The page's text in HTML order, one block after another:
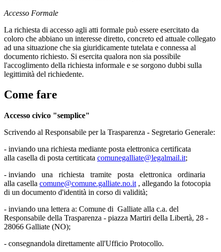
Accesso Formale
La richiesta di accesso agli atti formale può essere esercitato da
coloro che abbiano un interesse diretto, concreto ed attuale collegato
ad una situazione che sia giuridicamente tutelata e connessa al
documento richiesto. Si esercita qualora non sia possibile
l'accoglimento della richiesta informale e se sorgono dubbi sulla
legittimità del richiedente.
Come fare
Accesso civico "semplice"
Scrivendo al Responsabile per la Trasparenza - Segretario Generale:
- inviando una richiesta mediante posta elettronica certificata
alla casella di posta certiticata comunegalliate@legalmail.it;
- inviando una richiesta tramite posta elettronica ordinaria
alla casella comune@comune.galliate.no.it , allegando la fotocopia
di un documento d'identità in corso di validità;
- inviando una lettera a: Comune di Galliate alla c.a. del
Responsabile della Trasparenza - piazza Martiri della Libertà, 28 -
28066 Galliate (NO);
- consegnandola direttamente all'Ufficio Protocollo.